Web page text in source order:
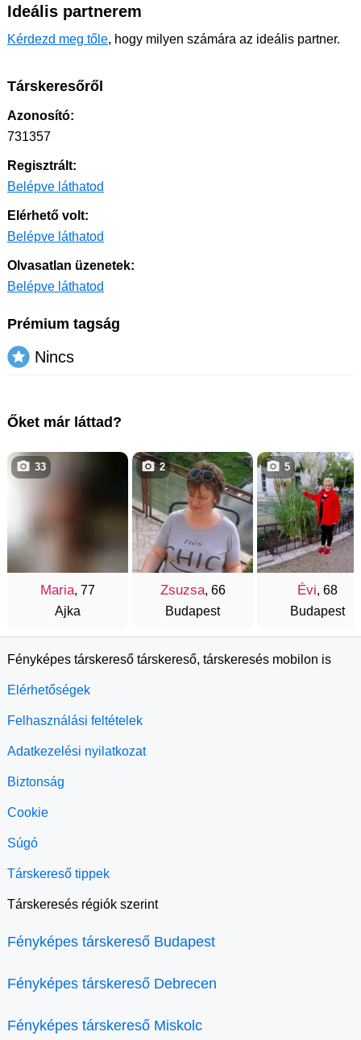
Ideális partnerem
Kérdezd meg tőle, hogy milyen számára az ideális partner.
Társkeresőről
Azonosító:
731357
Regisztrált:
Belépve láthatod
Elérhető volt:
Belépve láthatod
Olvasatlan üzenetek:
Belépve láthatod
Prémium tagság
Nincs
Őket már láttad?
Maria, 77
Ajka
33
Zsuzsa, 66
Budapest
2
Évi, 68
Budapest
5
Fényképes társkereső társkereső, társkeresés mobilon is
Elérhetőségek
Felhasználási feltételek
Adatkezelési nyilatkozat
Biztonság
Cookie
Súgó
Társkereső tippek
Társkeresés régiók szerint
Fényképes társkereső Budapest
Fényképes társkereső Debrecen
Fényképes társkereső Miskolc